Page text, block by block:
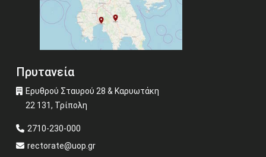
Πρυτανεία
Ερυθρού Σταυρού 28 & Καρυωτάκη
22 131, Τρίπολη
2710-230-000
rectorate@uop.gr